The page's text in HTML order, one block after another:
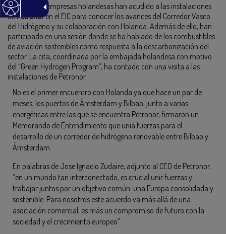
Un grupo de empresas holandesas han acudido a las instalaciones
dePetronoren el EIC para conocer los avances del Corredor Vasco
del Hidrógeno y su colaboración con Holanda. Además de ello, han
participado en una sesión donde se ha hablado de los combustibles
de aviación sostenibles como respuesta a la descarbonización del
sector. La cita, coordinada por la embajada holandesa con motivo
del “Green Hydrogen Program”, ha contado con una visita a las
instalaciones de Petronor.
No es el primer encuentro con Holanda ya que hace un par de
meses, los puertos de Ámsterdam y Bilbao, junto a varias
energéticas entre las que se encuentra Petronor, firmaron un
Memorando de Entendimiento que unía fuerzas para el
desarrollo de un corredor de hidrógeno renovable entre Bilbao y
Ámsterdam.
En palabras de Jose Ignacio Zudaire, adjunto al CEO de Petronor,
“en un mundo tan interconectado, es crucial unir fuerzas y
trabajar juntos por un objetivo común: una Europa consolidada y
sostenible. Para nosotros este acuerdo va más allá de una
asociación comercial, es más un compromiso de futuro con la
sociedad y el crecimiento europeo”.